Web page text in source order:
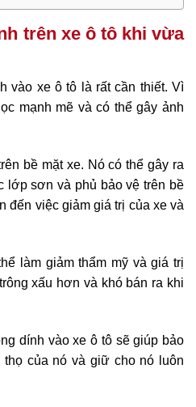
trên xe ô tô khi vừa
vào xe ô tô là rất cần thiết. Vì
mạnh mẽ và có thể gây ảnh
bề mặt xe. Nó có thể gây ra
lớp sơn và phủ bảo vệ trên bề
đến việc giảm giá trị của xe và
làm giảm thẩm mỹ và giá trị
xấu hơn và khó bán ra khi
dính vào xe ô tô sẽ giúp bảo
của nó và giữ cho nó luôn